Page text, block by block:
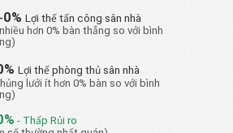
0% Lợi thế tấn công sân nhà
hơn 0% bàn thắng so với bình
Lợi thế phòng thủ sân nhà
lưới ít hơn 0% bàn so với bình
- Thấp Rủi ro